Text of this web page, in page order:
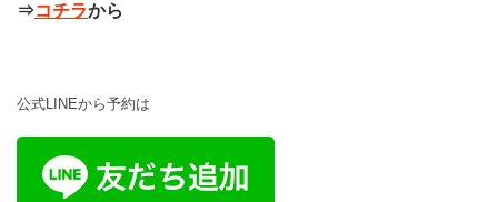
⇒コチラから
公式LINEから予約は